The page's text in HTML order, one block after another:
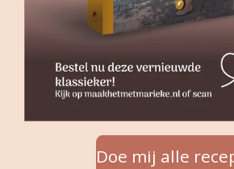
Doe mij alle